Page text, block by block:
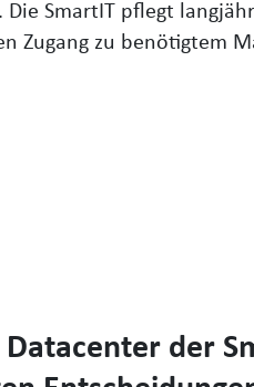
SmartIT pflegt
Zugang zu benötigtem
Datacenter der